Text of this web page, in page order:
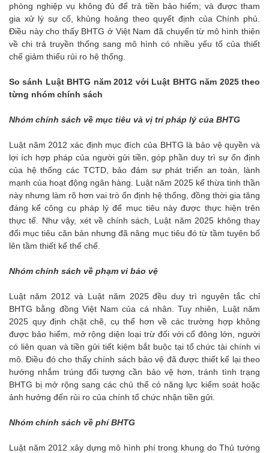
phòng nghiệp vụ không đủ để trả tiền bảo hiểm; và được tham
gia xử lý sự cố, khủng hoảng theo quyết định của Chính phủ.
Điều này cho thấy BHTG ở Việt Nam đã chuyển từ mô hình thiên
về chi trả truyền thống sang mô hình có nhiều yếu tố của thiết
chế giảm thiểu rủi ro hệ thống.
So sánh Luật BHTG năm 2012 với Luật BHTG năm 2025 theo
từng nhóm chính sách
Nhóm chính sách về mục tiêu và vị trí pháp lý của BHTG
Luật năm 2012 xác định mục đích của BHTG là bảo vệ quyền và
lợi ích hợp pháp của người gửi tiền, góp phần duy trì sự ổn định
của hệ thống các TCTD, bảo đảm sự phát triển an toàn, lành
mạnh của hoạt động ngân hàng. Luật năm 2025 kế thừa tinh thần
này nhưng làm rõ hơn vai trò ổn định hệ thống, đồng thời gia tăng
đáng kể công cụ pháp lý để mục tiêu này được thực hiện trên
thực tế. Như vậy, xét về chính sách, Luật năm 2025 không thay
đổi mục tiêu căn bản nhưng đã nâng mục tiêu đó từ tầm tuyên bố
lên tầm thiết kế thể chế.
Nhóm chính sách về phạm vi bảo vệ
Luật năm 2012 và Luật năm 2025 đều duy trì nguyên tắc chỉ
BHTG bằng đồng Việt Nam của cá nhân. Tuy nhiên, Luật năm
2025 quy định chặt chẽ, cụ thể hơn về các trường hợp không
được bảo hiểm, mở rộng diện loại trừ đối với cổ đông lớn, người
có liên quan và tiền gửi tiết kiệm bắt buộc tại tổ chức tài chính vi
mô. Điều đó cho thấy chính sách bảo vệ đã được thiết kế lại theo
hướng nhắm trúng đối tượng cần bảo vệ hơn, tránh tình trạng
BHTG bị mở rộng sang các chủ thể có năng lực kiểm soát hoặc
ảnh hưởng đến rủi ro của chính tổ chức nhận tiền gửi.
Nhóm chính sách về phí BHTG
Luật năm 2012 xây dựng mô hình phí trong khung do Thủ tướng